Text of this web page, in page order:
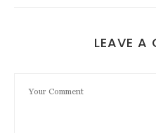
LEAVE A